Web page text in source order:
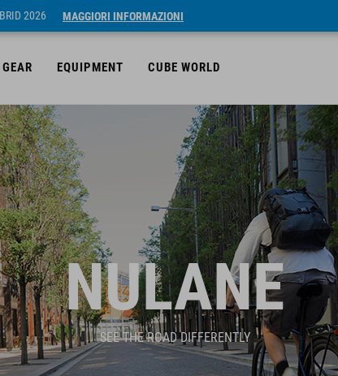
2026 MAGGIORI INFORMAZIONI
GEAR EQUIPMENT CUBE WORLD
NULANE
SEE THE ROAD DIFFERENTLY